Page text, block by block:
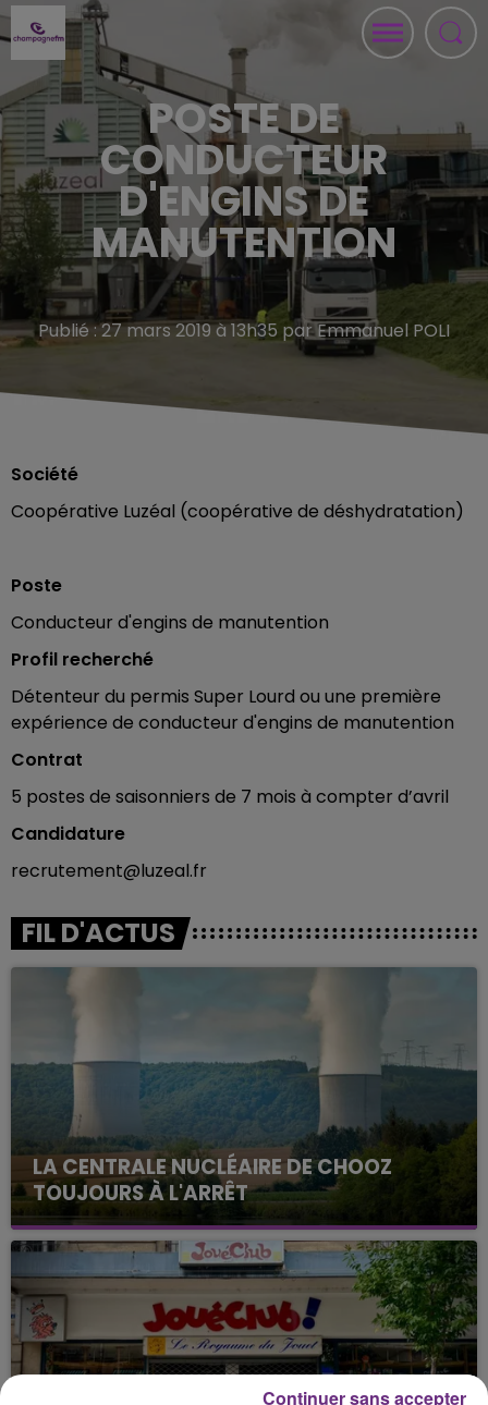
POSTE DE
CONDUCTEUR
D'ENGINS DE
MANUTENTION
Publié : 27 mars 2019 à 13h35 par Emmanuel POLI
Société
Coopérative Luzéal (coopérative de déshydratation)
Poste
Conducteur d'engins de manutention
Profil recherché
Détenteur du permis Super Lourd ou une première
expérience de conducteur d'engins de manutention
Contrat
5 postes de saisonniers de 7 mois à compter d’avril
Candidature
recrutement@luzeal.fr
FIL D'ACTUS
LA CENTRALE NUCLÉAIRE DE CHOOZ
TOUJOURS À L'ARRÊT
Cela fait déjà une semaine que la centrale
nucléaire ardennaise est à l'arrêt. Une situation
justifiée par la sécheresse intense qui est toujours
présente.
Continuer sans accepter